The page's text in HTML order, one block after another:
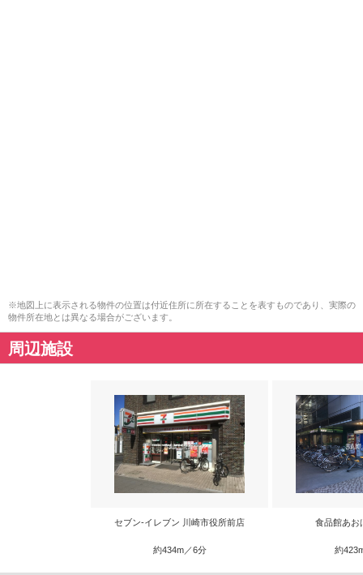
※地図上に表示される物件の位置は付近住所に所在することを表すものであり、実際の
物件所在地とは異なる場合がございます。
周辺施設
セブン-イレブン 川崎市役所前店
約434m／6分
食品館あお
約